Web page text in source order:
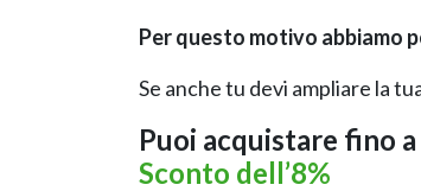
Per questo motivo abbiamo
Se anche tu devi ampliare la
Puoi acquistare fino
Sconto dell’8%